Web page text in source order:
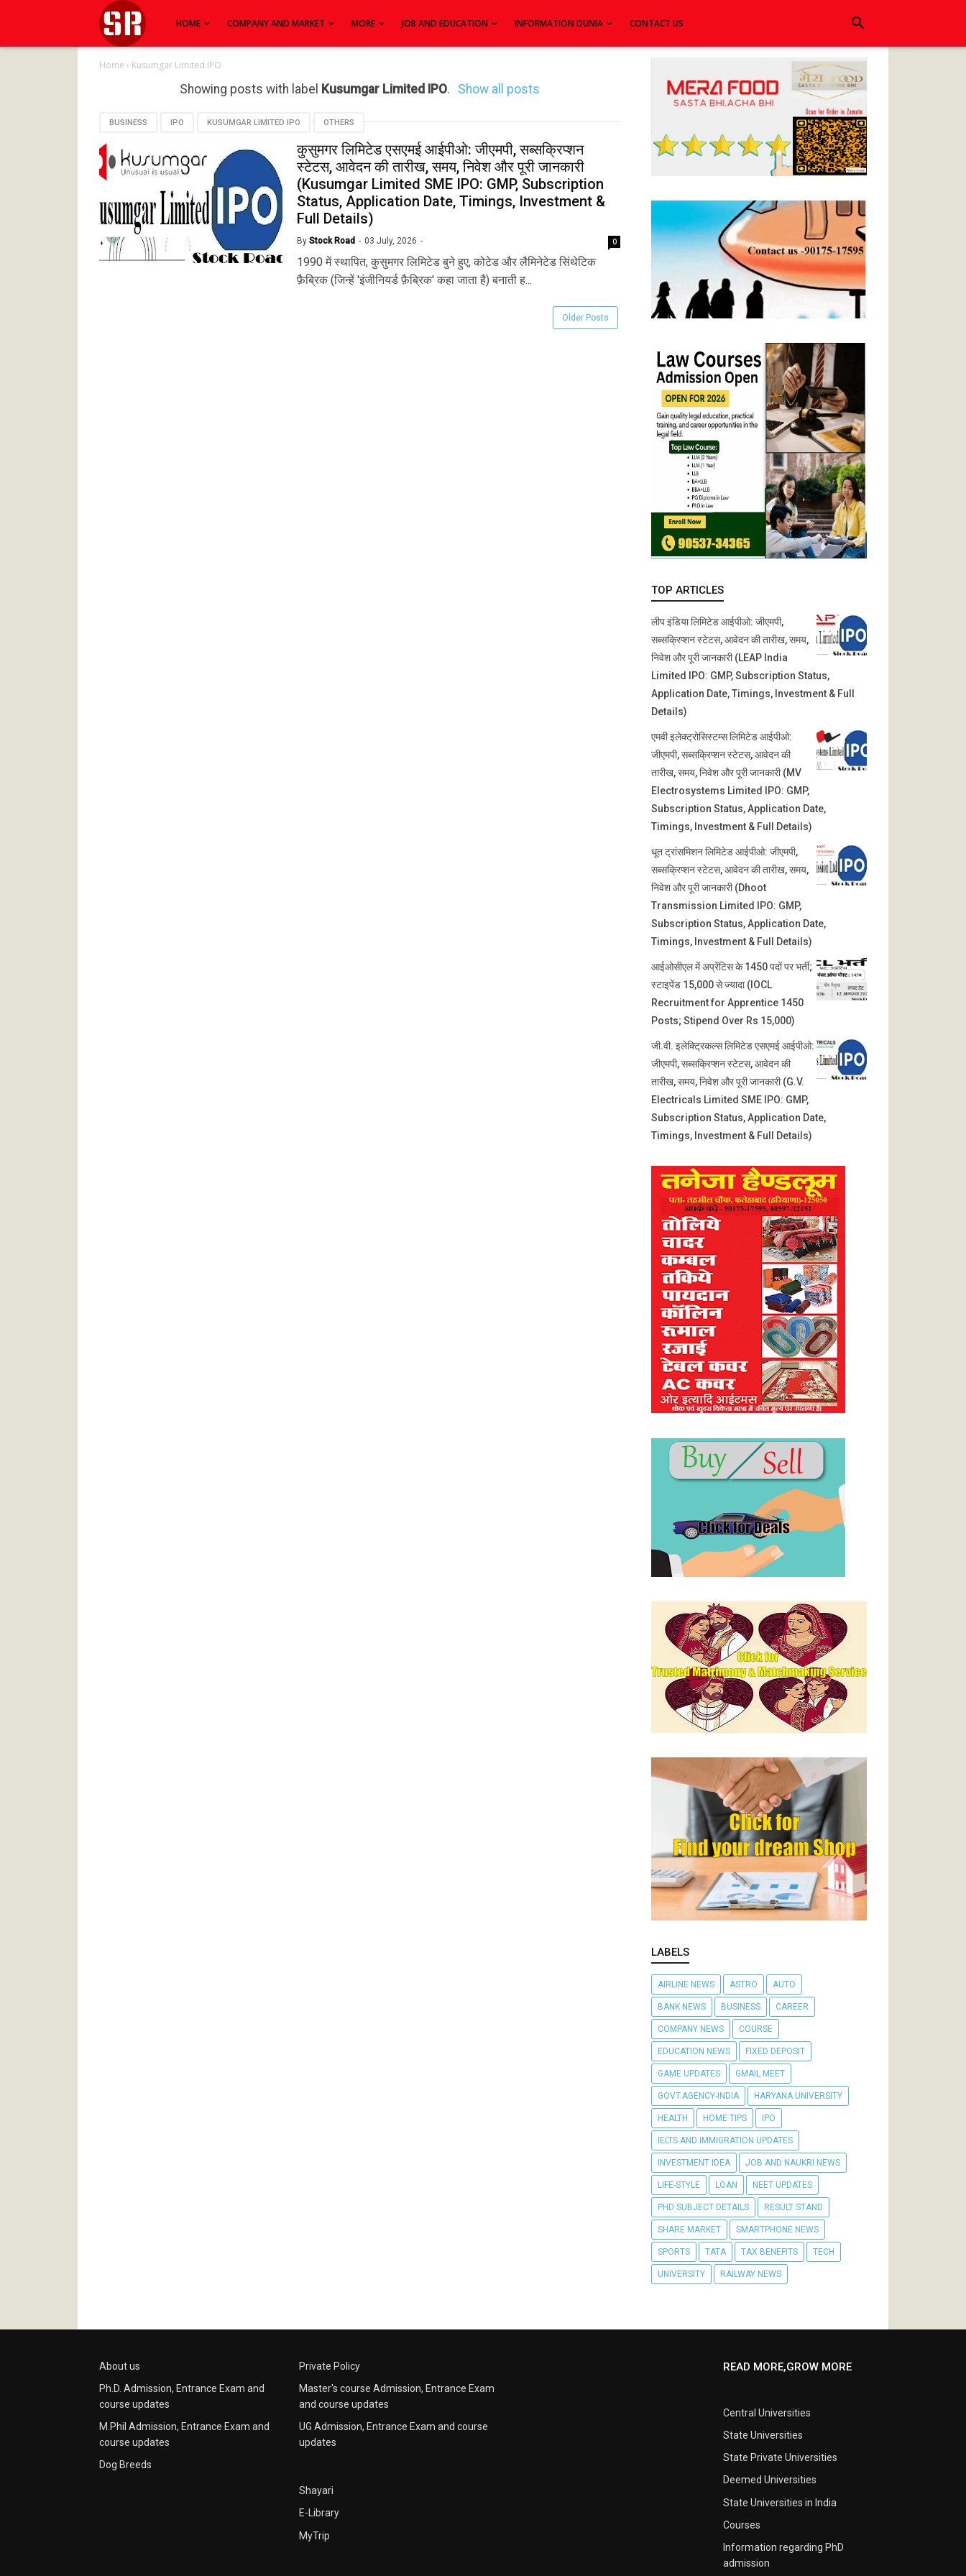
HOME COMPANY AND MARKET MORE JOB AND EDUCATION INFORMATION DUNIA CONTACT US search
Home › Kusumgar Limited IPO
Showing posts with label Kusumgar Limited IPO. Show all posts
BUSINESS IPO KUSUMGAR LIMITED IPO OTHERS
कुसुमगर लिमिटेड एसएमई आईपीओ: जीएमपी, सब्सक्रिप्शन
स्टेटस, आवेदन की तारीख, समय, निवेश और पूरी जानकारी
(Kusumgar Limited SME IPO: GMP, Subscription
Status, Application Date, Timings, Investment &
Full Details)
By Stock Road 03 July, 2026 0
1990 में स्थापित, कुसुमगर लिमिटेड बुने हुए, कोटेड और लैमिनेटेड सिंथेटिक
फ़ैब्रिक (जिन्हें 'इंजीनियर्ड फ़ैब्रिक' कहा जाता है) बनाती ह...
Older Posts
TOP ARTICLES
लीप इंडिया लिमिटेड आईपीओ: जीएमपी,
सब्सक्रिप्शन स्टेटस, आवेदन की तारीख, समय,
निवेश और पूरी जानकारी (LEAP India
Limited IPO: GMP, Subscription Status,
Application Date, Timings, Investment & Full
Details)
एमवी इलेक्ट्रोसिस्टम्स लिमिटेड आईपीओ:
जीएमपी, सब्सक्रिप्शन स्टेटस, आवेदन की
तारीख, समय, निवेश और पूरी जानकारी (MV
Electrosystems Limited IPO: GMP,
Subscription Status, Application Date,
Timings, Investment & Full Details)
धूत ट्रांसमिशन लिमिटेड आईपीओ: जीएमपी,
सब्सक्रिप्शन स्टेटस, आवेदन की तारीख, समय,
निवेश और पूरी जानकारी (Dhoot
Transmission Limited IPO: GMP,
Subscription Status, Application Date,
Timings, Investment & Full Details)
आईओसीएल में अप्रेंटिस के 1450 पदों पर भर्ती;
स्टाइपेंड 15,000 से ज्यादा (IOCL
Recruitment for Apprentice 1450
Posts; Stipend Over Rs 15,000)
जी.वी. इलेक्ट्रिकल्स लिमिटेड एसएमई आईपीओ:
जीएमपी, सब्सक्रिप्शन स्टेटस, आवेदन की
तारीख, समय, निवेश और पूरी जानकारी (G.V.
Electricals Limited SME IPO: GMP,
Subscription Status, Application Date,
Timings, Investment & Full Details)
LABELS
AIRLINE NEWS ASTRO AUTO
BANK NEWS BUSINESS CAREER
COMPANY NEWS COURSE
EDUCATION NEWS FIXED DEPOSIT
GAME UPDATES GMAIL MEET
GOVT.AGENCY-INDIA HARYANA UNIVERSITY
HEALTH HOME TIPS IPO
IELTS AND IMMIGRATION UPDATES
INVESTMENT IDEA JOB AND NAUKRI NEWS
LIFE-STYLE LOAN NEET UPDATES
PHD SUBJECT DETAILS RESULT STAND
SHARE MARKET SMARTPHONE NEWS
SPORTS TATA TAX BENEFITS TECH
UNIVERSITY RAILWAY NEWS
About us
Ph.D. Admission, Entrance Exam and
course updates
M.Phil Admission, Entrance Exam and
course updates
Dog Breeds
Private Policy
Master's course Admission, Entrance Exam
and course updates
UG Admission, Entrance Exam and course
updates
Shayari
E-Library
MyTrip
READ MORE,GROW MORE
Central Universities
State Universities
State Private Universities
Deemed Universities
State Universities in India
Courses
Information regarding PhD
admission